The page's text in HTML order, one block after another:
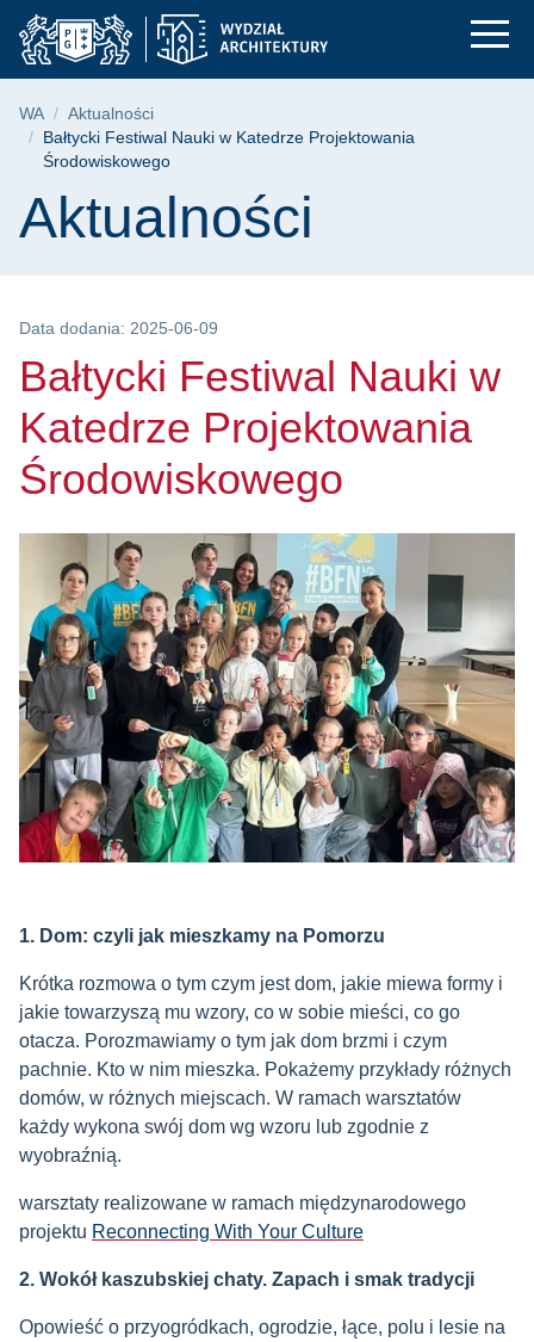
Przejdź
do
menu
Przejdź
do
wyszukiwarki
Przejdź
do
treści
Bałtycki Festiwal
Ścieżka nawigacyjna
WA
Aktualności
Bałtycki Festiwal Nauki w Katedrze Projektowania
Środowiskowego
Treść strony
Aktualności
Data dodania: 2025-06-09
Bałtycki Festiwal Nauki w
Katedrze Projektowania
Środowiskowego
1. Dom: czyli jak mieszkamy na Pomorzu
Krótka rozmowa o tym czym jest dom, jakie miewa formy i
jakie towarzyszą mu wzory, co w sobie mieści, co go
otacza. Porozmawiamy o tym jak dom brzmi i czym
pachnie. Kto w nim mieszka. Pokażemy przykłady różnych
domów, w różnych miejscach. W ramach warsztatów
każdy wykona swój dom wg wzoru lub zgodnie z
wyobraźnią.
warsztaty realizowane w ramach międzynarodowego
projektu Reconnecting With Your Culture
2. Wokół kaszubskiej chaty. Zapach i smak tradycji
Opowieść o przyogródkach, ogrodzie, łące, polu i lesie na